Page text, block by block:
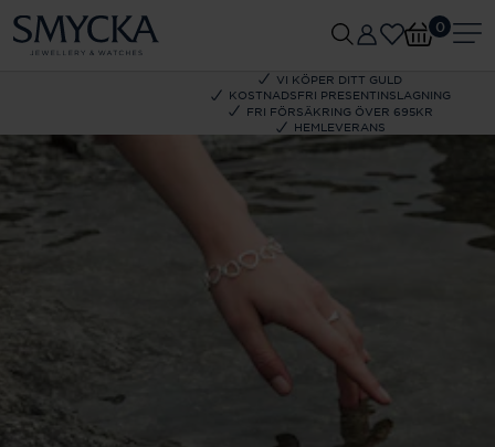
VI KÖPER DITT GULD
KOSTNADSFRI PRESENTINSLAGNING
FRI FÖRSÄKRING ÖVER 695KR
HEMLEVERANS
0